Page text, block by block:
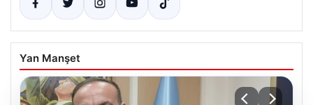
Yan Manşet